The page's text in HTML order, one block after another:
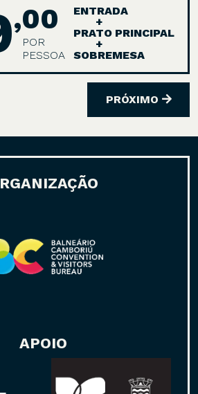
,00
POR
PESSOA
ENTRADA
+
PRATO PRINCIPAL
+
SOBREMESA
PRÓXIMO
APOIO